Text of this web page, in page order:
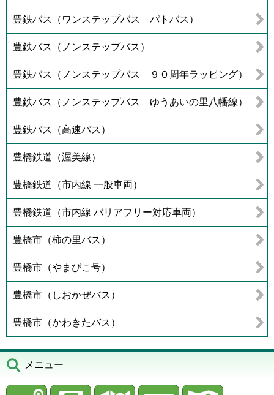
豊鉄バス（ワンステップバス パトバス）
豊鉄バス（ノンステップバス）
豊鉄バス（ノンステップバス ９０周年ラッピング）
豊鉄バス（ノンステップバス ゆうあいの里八幡線）
豊鉄バス（高速バス）
豊橋鉄道（渥美線）
豊橋鉄道（市内線 一般車両）
豊橋鉄道（市内線 バリアフリー対応車両）
豊橋市（柿の里バス）
豊橋市（やまびこ号）
豊橋市（しおかぜバス）
豊橋市（かわきたバス）
メニュー